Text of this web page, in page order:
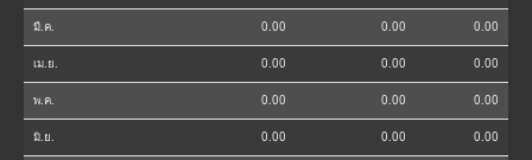
มี.ค. 0.00 0.00 0.00
เม.ย. 0.00 0.00 0.00
พ.ค. 0.00 0.00 0.00
มิ.ย. 0.00 0.00 0.00